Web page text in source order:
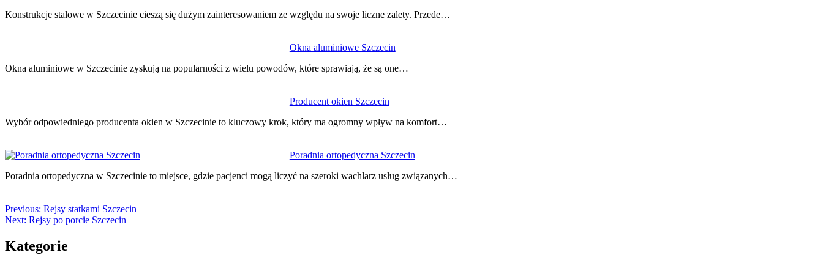
Konstrukcje stalowe w Szczecinie cieszą się dużym zainteresowaniem ze względu na swoje liczne zalety. Przede…
Okna aluminiowe Szczecin
Okna aluminiowe w Szczecinie zyskują na popularności z wielu powodów, które sprawiają, że są one…
Producent okien Szczecin
Wybór odpowiedniego producenta okien w Szczecinie to kluczowy krok, który ma ogromny wpływ na komfort…
Poradnia ortopedyczna Szczecin
Poradnia ortopedyczna w Szczecinie to miejsce, gdzie pacjenci mogą liczyć na szeroki wachlarz usług związanych…
Previous: Rejsy statkami Szczecin
Next: Rejsy po porcie Szczecin
Kategorie